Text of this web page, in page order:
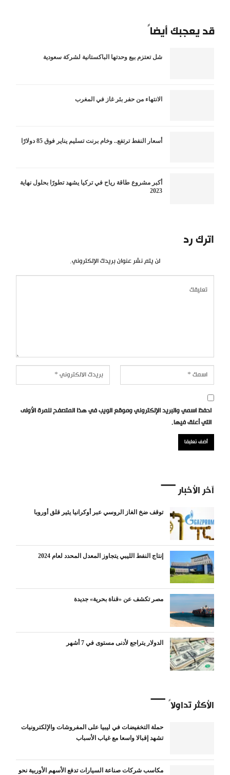
قد يعجبك أيضاً
شل تعتزم بيع وحدتها الباكستانية لشركة سعودية
الانتهاء من حفر بئر غاز في المغرب
أسعار النفط ترتفع.. وخام برنت تسليم يناير فوق 85 دولارًا
أكبر مشروع طاقة رياح في تركيا يشهد تطورًا بحلول نهاية
2023
اترك رد
لن يتم نشر عنوان بريدك الإلكتروني.
احفظ اسمي والبريد الإلكتروني وموقع الويب في هذا المتصفح للمرة الأولى
التي أعلق فيها.
آخر الأخبار
توقف ضخ الغاز الروسي عبر أوكرانيا يثير قلق أوروبا
إنتاج النفط الليبي يتجاوز المعدل المحدد لعام 2024
مصر تكشف عن «قناة بحرية» جديدة
الدولار يتراجع لأدنى مستوى في 7 أشهر
الأكثر تداولاً
حملة التخفيضات في ليبيا على المفروشات والإلكترونيات
تشهد إقبالا واسعا مع غياب الأسباب
مكاسب شركات صناعة السيارات تدفع الأسهم الأوربية نحو